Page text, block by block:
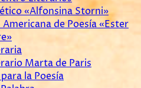
«Alfonsina Storni»
de Poesía «Ester
Marta de Paris
la Poesía